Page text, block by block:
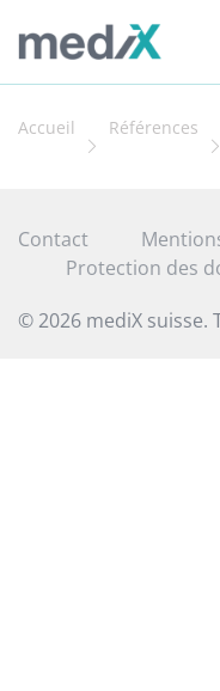
Accueil Références
© 2026 mediX suisse.
Contact
Protection des